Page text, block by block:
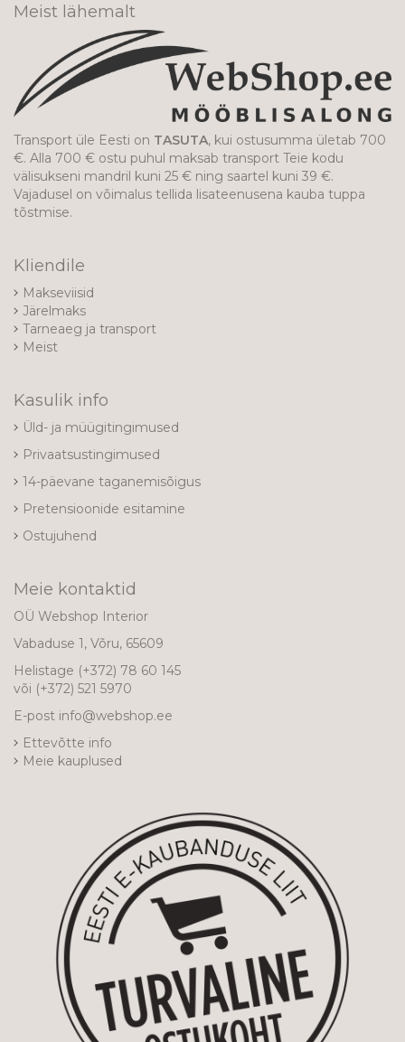
Meist lähemalt
Transport üle Eesti on TASUTA, kui ostusumma ületab 700
€. Alla 700 € ostu puhul maksab transport Teie kodu
välisukseni mandril kuni 25 € ning saartel kuni 39 €.
Vajadusel on võimalus tellida lisateenusena kauba tuppa
tõstmise.
Kliendile
Makseviisid
Järelmaks
Tarneaeg ja transport
Meist
Kasulik info
Üld- ja müügitingimused
Privaatsustingimused
14-päevane taganemisõigus
Pretensioonide esitamine
Ostujuhend
Meie kontaktid
OÜ Webshop Interior
Vabaduse 1, Võru, 65609
Helistage (+372) 78 60 145
või (+372) 521 5970
E-post info@webshop.ee
Ettevõtte info
Meie kauplused